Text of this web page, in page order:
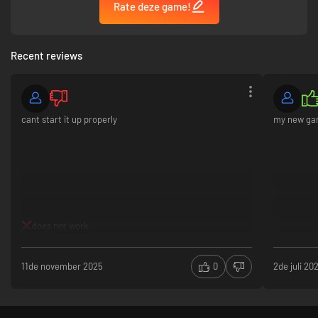
Rate deze game!
Recent reviews
cant start it up properly
11de november 2025 0
my new
2de juli